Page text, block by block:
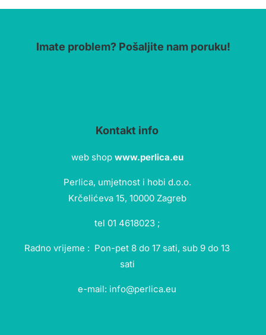
Imate problem? Pošaljite nam poruku!
Kontakt info
web shop www.perlica.eu
Perlica, umjetnost i hobi d.o.o.
Krčelićeva 15, 10000 Zagreb
tel 01 4618023 ;
Radno vrijeme : Pon-pet 8 do 17 sati, sub 9 do 13
sati
e-mail: info@perlica.eu